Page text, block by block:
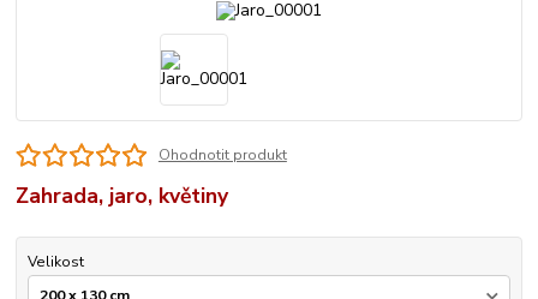
Ohodnotit produkt
Zahrada, jaro, květiny
Velikost